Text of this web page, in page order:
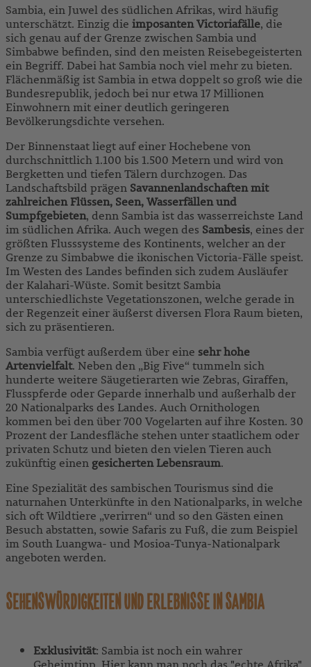
Sambia, ein Juwel des südlichen Afrikas, wird häufig
unterschätzt. Einzig die imposanten Victoriafälle, die
sich genau auf der Grenze zwischen Sambia und
Simbabwe befinden, sind den meisten Reisebegeisterten
ein Begriff. Dabei hat Sambia noch viel mehr zu bieten.
Flächenmäßig ist Sambia in etwa doppelt so groß wie die
Bundesrepublik, jedoch bei nur etwa 17 Millionen
Einwohnern mit einer deutlich geringeren
Bevölkerungsdichte versehen.
Der Binnenstaat liegt auf einer Hochebene von
durchschnittlich 1.100 bis 1.500 Metern und wird von
Bergketten und tiefen Tälern durchzogen. Das
Landschaftsbild prägen Savannenlandschaftenmit
zahlreichen Flüssen, Seen, Wasserfällen und
Sumpfgebieten, denn Sambia ist das wasserreichste Land
im südlichen Afrika. Auch wegen des Sambesis, eines der
größten Flusssysteme des Kontinents, welcher an der
Grenze zu Simbabwe die ikonischen Victoria-Fälle speist.
Im Westen des Landes befinden sich zudem Ausläufer
der Kalahari-Wüste. Somit besitzt Sambia
unterschiedlichste Vegetationszonen, welche gerade in
der Regenzeit einer äußerst diversen Flora Raum bieten,
sich zu präsentieren.
Sambia verfügt außerdem über eine sehr hohe
Artenvielfalt. Neben den „Big Five“ tummeln sich
hunderte weitere Säugetierarten wie Zebras, Giraffen,
Flusspferde oder Geparde innerhalb und außerhalb der
20 Nationalparks des Landes. Auch Ornithologen
kommen bei den über 700 Vogelarten auf ihre Kosten. 30
Prozent der Landesfläche stehen unter staatlichem oder
privaten Schutz und bieten den vielen Tieren auch
zukünftig einen gesicherten Lebensraum.
Eine Spezialität des sambischen Tourismus sind die
naturnahen Unterkünfte in den Nationalparks, in welche
sich oft Wildtiere „verirren“ und so den Gästen einen
Besuch abstatten, sowie Safaris zu Fuß, die zum Beispiel
im South Luangwa- und Mosioa-Tunya-Nationalpark
angeboten werden.
SEHENSWÜRDIGKEITEN UND ERLEBNISSE IN SAMBIA
Exklusivität: Sambia ist noch ein wahrer